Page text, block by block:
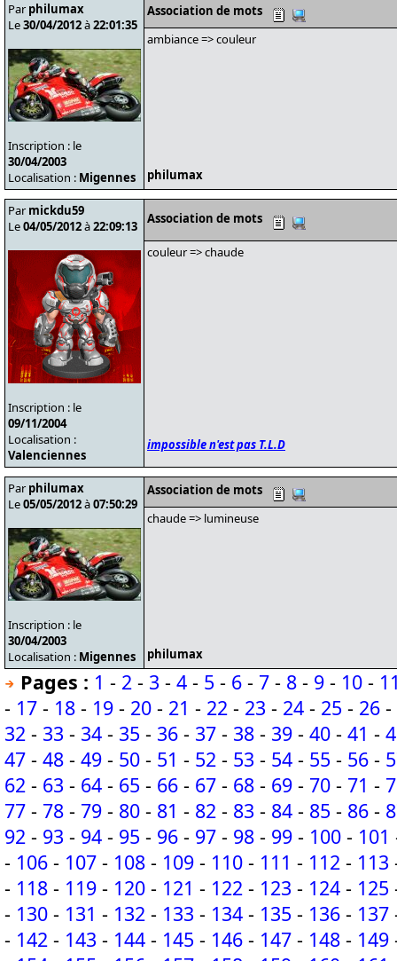
Par philumax
Le30/04/2012à22:01:35
Inscription : le
30/04/2003
Localisation : Migennes
Association de mots
ambiance => couleur
philumax
Par mickdu59
Le04/05/2012à22:09:13
Inscription : le
09/11/2004
Localisation :
Valenciennes
Association de mots
couleur => chaude
impossible n'est pas T.L.D
Par philumax
Le05/05/2012à07:50:29
Inscription : le
30/04/2003
Localisation : Migennes
Association de mots
chaude => lumineuse
philumax
Pages : 1 - 2 - 3 - 4 - 5 - 6 - 7 - 8 - 9 - 10 -
- 17 - 18 - 19 - 20 - 21 - 22 - 23 - 24 - 25 - 26 -
32 - 33 - 34 - 35 - 36 - 37 - 38 - 39 - 40 - 41 -
47 - 48 - 49 - 50 - 51 - 52 - 53 - 54 - 55 - 56 -
62 - 63 - 64 - 65 - 66 - 67 - 68 - 69 - 70 - 71 -
77 - 78 - 79 - 80 - 81 - 82 - 83 - 84 - 85 - 86 -
92 - 93 - 94 - 95 - 96 - 97 - 98 - 99 - 100 - 101
- 106 - 107 - 108 - 109 - 110 - 111 - 112 - 113
- 118 - 119 - 120 - 121 - 122 - 123 - 124 - 125
- 130 - 131 - 132 - 133 - 134 - 135 - 136 - 137
- 142 - 143 - 144 - 145 - 146 - 147 - 148 - 149